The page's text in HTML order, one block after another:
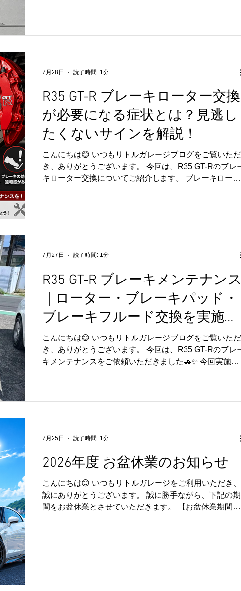
品も見かけますが、こちらはKansaiサービス様より購入
ます😊 綾織ウエットカーボンならではの美しい質感に加
え、効率的なダウンフォースを発生させ、高速走行時の
安定性向上にも貢献する人気アイテムです。 また、現在
は納期が7か月以上となっているため、すぐに装着したい
方にもおすすめです。 商品の詳細や入札につきまして
は、ぜひヤフオクの商品ページをご覧ください。 ヤフオ
ク出品ページR35 GT-R Kansaiサービス カーボンフロン
トカナード（新品未使用） メーカー商品情報はこちらか
らご覧いただけます。Kansaiサー
R35 GT-R ブレーキローター交換
が必要になる症状とは？見逃し
たくないサインを解説！
こんにちは😊 いつもリトルガレージブログをご覧いただ
き、ありがとうございます。 今回は、R35 GT-Rのブレ
キローター交換についてご紹介します。 ブレーキロータ
す。 🔧 ブレーキを踏むと振動する 🔧 ブレーキ時に異音
レーキの効きに違和感がある ローターは、ブレーキパッ
ドの摩耗状態や使用状況によって交換時期が変わりま
す。 また、ローター交換とあわせてブレーキパッドやブ
レーキフルードも点検・交換することで、ブレーキ性能
をより良い状態に保つことができます✨ 安全で快適なド
ライブのためにも、定期的な点検・メンテナンスがおす
すめです😊 リトルガレージでは、R35 GT-Rのブレーキロ
ーター・ブレーキパッド・ブレーキフルード交換をはじ
め、各種メンテナンスに対応しております。...
7月28日 読了時間: 1分
R35 GT-R ブレーキメンテナンス
｜ローター・ブレーキパッド・
ブレーキフルード交換を実施し
ました！
こんにちは😊 いつもリトルガレージブログをご覧いただ
き、ありがとうございます。 今回は、R35 GT-Rのブレ
キメンテナンスをご依頼いただきました🚗✨ 今回実施し
うことで、本来の制動性能を維持し、安心してドライブ
年劣化により性能が低下するため、定期的な交換がおす
すめです。 今回のメンテナンスにより、ブレーキフィー
ルもリフレッシュされ、より安心してお乗りいただける
状態になりました✨ 📸 作業中の様子や交換後のブレーキ
周りもぜひご覧ください。 この度はご依頼いただき、誠
にありがとうございました😊 リトルガレージでは、R35
7月27日 読了時間: 1分
2026年度 お盆休業のお知らせ
こんにちは😊 いつもリトルガレージをご利用いただき、
誠にありがとうございます。 誠に勝手ながら、下記の期
間をお盆休業とさせていただきます。 【お盆休業期間】
7月25日 読了時間: 1分